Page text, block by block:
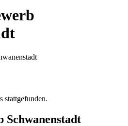
stattgefunden.
Schwanenstadt